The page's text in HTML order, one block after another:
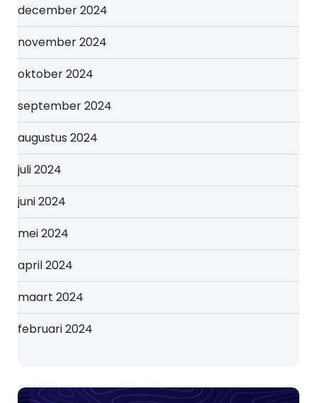
december 2024
november 2024
oktober 2024
september 2024
augustus 2024
juli 2024
juni 2024
mei 2024
april 2024
maart 2024
februari 2024